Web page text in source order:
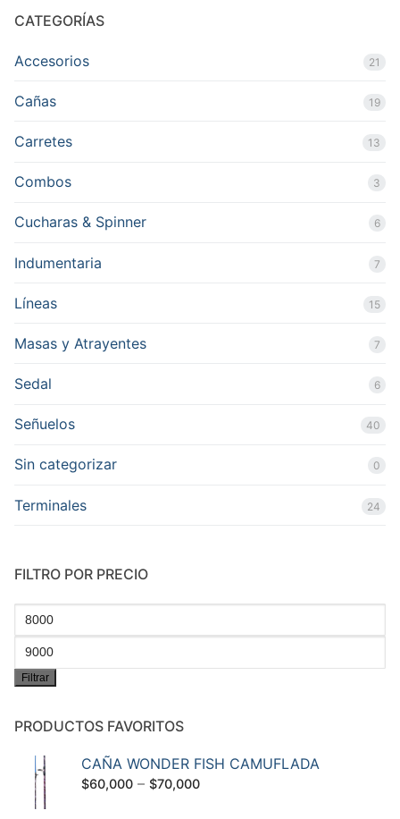
CATEGORÍAS
Accesorios 21
Cañas 19
Carretes 13
Combos 3
Cucharas & Spinner 6
Indumentaria 7
Líneas 15
Masas y Atrayentes 7
Sedal 6
Señuelos 40
Sin categorizar 0
Terminales 24
FILTRO POR PRECIO
Precio
mínimo
Precio
máximo
Filtrar
PRODUCTOS FAVORITOS
CAÑA WONDER FISH CAMUFLADA
$60,000 – $70,000